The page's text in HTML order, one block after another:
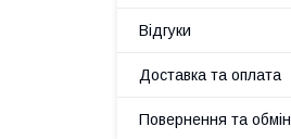
Відгуки
Доставка та оплата
Повернення та обмін